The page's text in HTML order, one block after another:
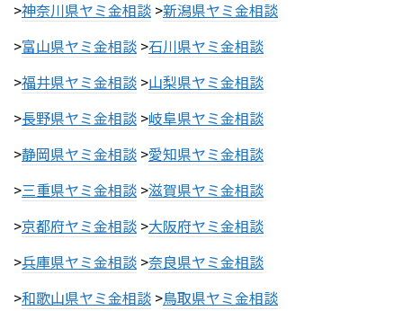
>神奈川県ヤミ金相談 >新潟県ヤミ金相談
>富山県ヤミ金相談 >石川県ヤミ金相談
>福井県ヤミ金相談 >山梨県ヤミ金相談
>長野県ヤミ金相談 >岐阜県ヤミ金相談
>静岡県ヤミ金相談 >愛知県ヤミ金相談
>三重県ヤミ金相談 >滋賀県ヤミ金相談
>京都府ヤミ金相談 >大阪府ヤミ金相談
>兵庫県ヤミ金相談 >奈良県ヤミ金相談
>和歌山県ヤミ金相談 >鳥取県ヤミ金相談